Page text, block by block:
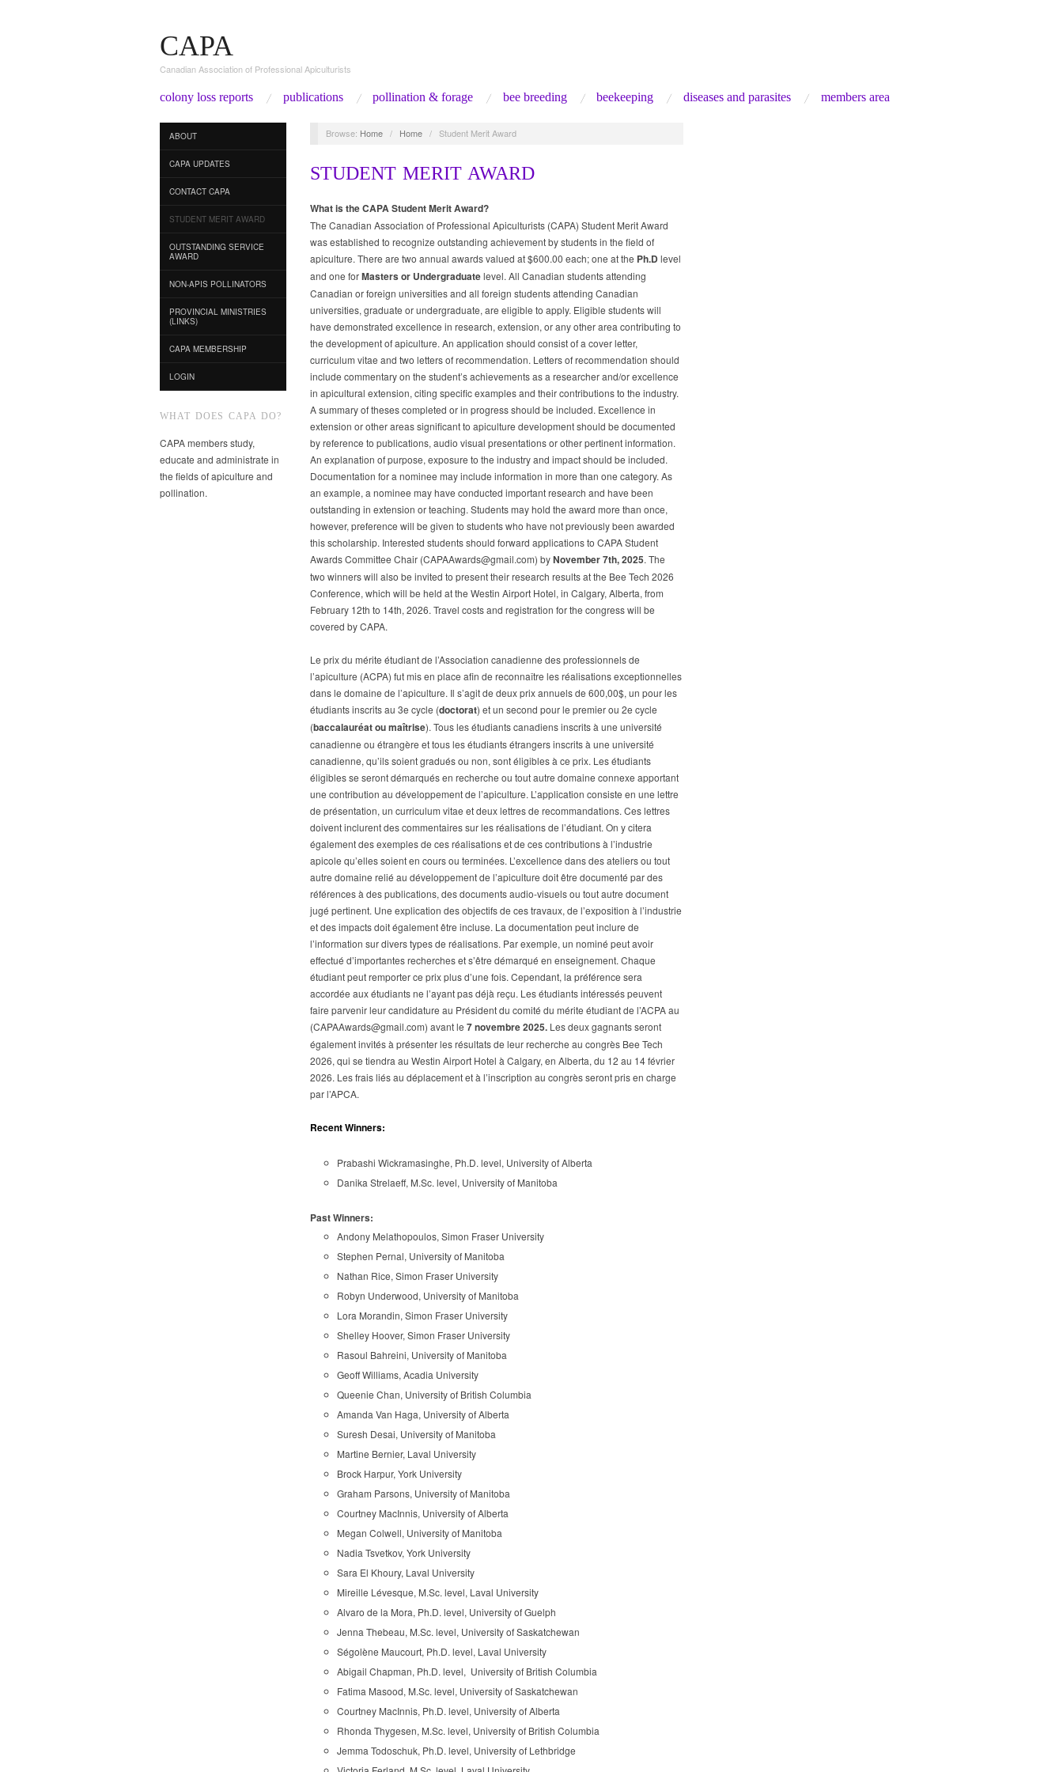
CAPA
Canadian Association of Professional Apiculturists
colony loss reports publications pollination & forage bee breeding beekeeping diseases and parasites members area
ABOUT
CAPA UPDATES
CONTACT CAPA
STUDENT MERIT AWARD
OUTSTANDING SERVICE
AWARD
NON-APIS POLLINATORS
PROVINCIAL MINISTRIES
(LINKS)
CAPA MEMBERSHIP
LOGIN
WHAT DOES CAPA DO?
CAPA members study,
educate and administrate in
the fields of apiculture and
pollination.
Browse: Home / Home / Student Merit Award
STUDENT MERIT AWARD
What is the CAPA Student Merit Award?
The Canadian Association of Professional Apiculturists (CAPA) Student Merit Award
was established to recognize outstanding achievement by students in the field of
apiculture. There are two annual awards valued at $600.00 each; one at the Ph.D level
and one forMasters or Undergraduatelevel. All Canadian students attending
Canadian or foreign universities and all foreign students attending Canadian
universities, graduate or undergraduate, are eligible to apply. Eligible students will
have demonstrated excellence in research, extension, or any other area contributing to
the development of apiculture. An application should consist of a cover letter,
curriculum vitae and two letters of recommendation. Letters of recommendation should
include commentary on the student’s achievements as a researcher and/or excellence
in apicultural extension, citing specific examples and their contributions to the industry.
A summary of theses completed or in progress should be included. Excellence in
extension or other areas significant to apiculture development should be documented
by reference to publications, audio visual presentations or other pertinent information.
An explanation of purpose, exposure to the industry and impact should be included.
Documentation for a nominee may include information in more than one category. As
an example, a nominee may have conducted important research and have been
outstanding in extension or teaching. Students may hold the award more than once,
however, preference will be given to students who have not previously been awarded
this scholarship. Interested students should forward applications to CAPA Student
Awards Committee Chair (CAPAAwards@gmail.com) byNovember 7th, 2025. The
two winners will also be invited to present their research results at the Bee Tech 2026
Conference, which will be held at the Westin Airport Hotel, in Calgary, Alberta, from
February 12th to 14th, 2026. Travel costs and registration for the congress will be
covered by CAPA.
Le prix du mérite étudiant de l’Association canadienne des professionnels de
l’apiculture (ACPA) fut mis en place afin de reconnaître les réalisations exceptionnelles
dans le domaine de l’apiculture. Il s’agit de deux prix annuels de 600,00$, un pour les
étudiants inscrits au 3e cycle (doctorat) et un second pour le premier ou 2e cycle
(baccalauréat ou maîtrise). Tous les étudiants canadiens inscrits à une université
canadienne ou étrangère et tous les étudiants étrangers inscrits à une université
canadienne, qu’ils soient gradués ou non, sont éligibles à ce prix. Les étudiants
éligibles se seront démarqués en recherche ou tout autre domaine connexe apportant
une contribution au développement de l’apiculture. L’application consiste en une lettre
de présentation, un curriculum vitae et deux lettres de recommandations. Ces lettres
doivent inclurent des commentaires sur les réalisations de l’étudiant. On y citera
également des exemples de ces réalisations et de ces contributions à l’industrie
apicole qu’elles soient en cours ou terminées. L’excellence dans des ateliers ou tout
autre domaine relié au développement de l’apiculture doit être documenté par des
références à des publications, des documents audio-visuels ou tout autre document
jugé pertinent. Une explication des objectifs de ces travaux, de l’exposition à l’industrie
et des impacts doit également être incluse. La documentation peut inclure de
l’information sur divers types de réalisations. Par exemple, un nominé peut avoir
effectué d’importantes recherches et s’être démarqué en enseignement. Chaque
étudiant peut remporter ce prix plus d’une fois. Cependant, la préférence sera
accordée aux étudiants ne l’ayant pas déjà reçu. Les étudiants intéressés peuvent
faire parvenir leur candidature au Président du comité du mérite étudiant de l’ACPA au
(CAPAAwards@gmail.com) avant le 7 novembre 2025. Les deux gagnants seront
également invités à présenter les résultats de leur recherche au congrès Bee Tech
2026, qui se tiendra au Westin Airport Hotel à Calgary, en Alberta, du 12 au 14 février
2026. Les frais liés au déplacement et à l’inscription au congrès seront pris en charge
par l’APCA.
Recent Winners:
Prabashi Wickramasinghe, Ph.D. level, University of Alberta
Danika Strelaeff, M.Sc. level, University of Manitoba
Past Winners:
Andony Melathopoulos, Simon Fraser University
Stephen Pernal, University of Manitoba
Nathan Rice, Simon Fraser University
Robyn Underwood, University of Manitoba
Lora Morandin, Simon Fraser University
Shelley Hoover, Simon Fraser University
Rasoul Bahreini, University of Manitoba
Geoff Williams, Acadia University
Queenie Chan, University of British Columbia
Amanda Van Haga, University of Alberta
Suresh Desai, University of Manitoba
Martine Bernier, Laval University
Brock Harpur, York University
Graham Parsons, University of Manitoba
Courtney MacInnis, University of Alberta
Megan Colwell, University of Manitoba
Nadia Tsvetkov, York University
Sara El Khoury, Laval University
Mireille Lévesque, M.Sc. level, Laval University
Alvaro de la Mora, Ph.D. level, University of Guelph
Jenna Thebeau, M.Sc. level, University of Saskatchewan
Ségolène Maucourt, Ph.D. level, Laval University
Abigail Chapman, Ph.D. level, University of British Columbia
Fatima Masood, M.Sc. level, University of Saskatchewan
Courtney MacInnis, Ph.D. level, University of Alberta
Rhonda Thygesen, M.Sc. level, University of British Columbia
Jemma Todoschuk, Ph.D. level, University of Lethbridge